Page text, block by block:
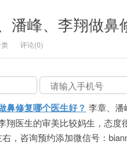
潘峰、李翔做鼻
评论(0)
鼻修复哪个医生好？ 李章、潘
翔医生的审美比较妈生，态
，咨询预约添加微信号：